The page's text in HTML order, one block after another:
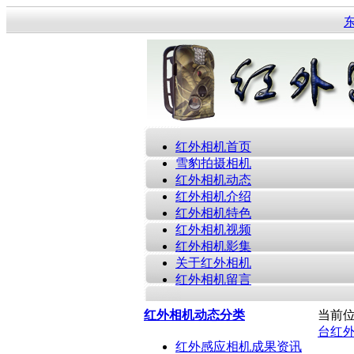
红外相机首页
雪豹拍摄相机
红外相机动态
红外相机介绍
红外相机特色
红外相机视频
红外相机影集
关于红外相机
红外相机留言
红外相机动态分类
红外感应相机成果资讯
当前
台红